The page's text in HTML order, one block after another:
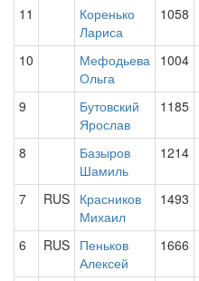
11
Коренько
Лариса
1058
10
Мефодьева
Ольга
1004
9
Бутовский
Ярослав
1185
8
Базыров
Шамиль
1214
7 RUS Красников
Михаил
1493
6 RUS Пеньков
Алексей
1666